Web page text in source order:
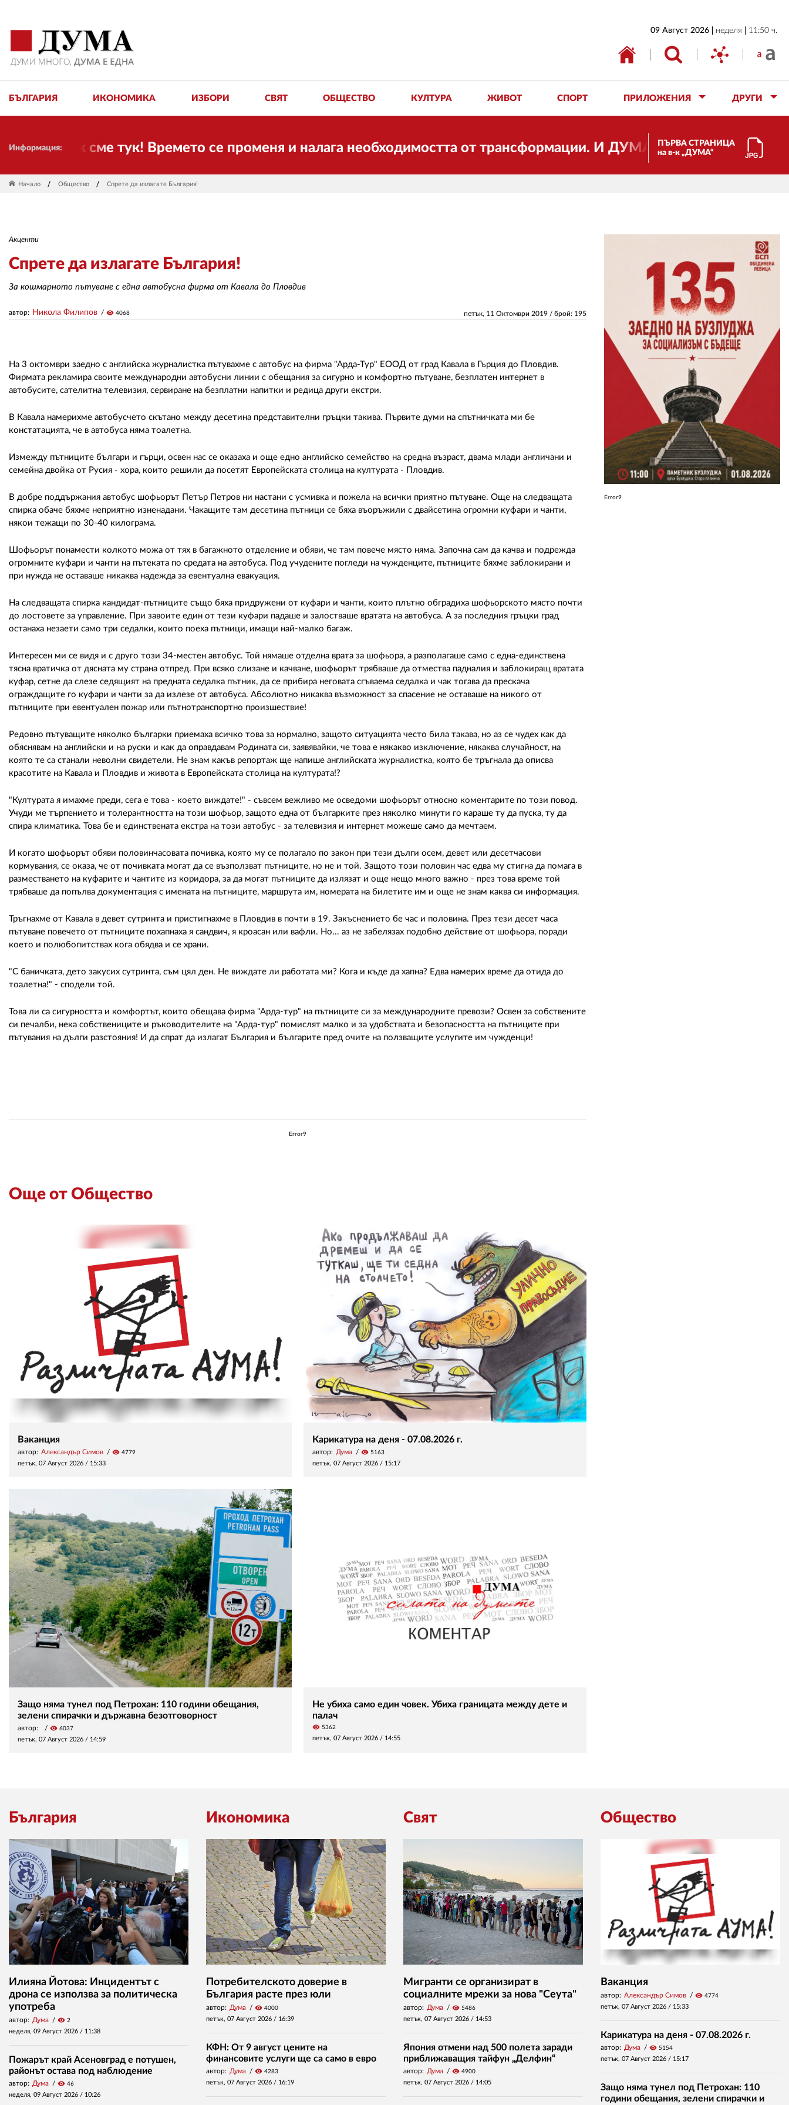
09 Август 2026 неделя 11:50 ч.
БЪЛГАРИЯ ИКОНОМИКА ИЗБОРИ СВЯТ ОБЩЕСТВО КУЛТУРА ЖИВОТ СПОРТ ПРИЛОЖЕНИЯ ДРУГИ
Информация:
пак сме тук! Времето се променя и налага необходимостта от трансформации. И ДУМА се променя и става
ПЪРВА СТРАНИЦА
на в-к „ДУМА“
Начало Общество Спрете да излагате България!
Акценти
Спрете да излагате България!
За кошмарното пътуване с една автобусна фирма от Кавала до Пловдив
петък, 11 Октомври 2019 / брой: 195
автор: Никола Филипов visibility 4068
На 3 октомври заедно с английска журналистка пътувахме с автобус на фирма "Арда-Тур" ЕООД от град Кавала в Гърция до Пловдив.
Фирмата рекламира своите международни автобусни линии с обещания за сигурно и комфортно пътуване, безплатен интернет в
автобусите, сателитна телевизия, сервиране на безплатни напитки и редица други екстри.
В Кавала намерихме автобусчето скътано между десетина представителни гръцки такива. Първите думи на спътничката ми бe
констатацията, че в автобуса няма тоалетна.
Измежду пътниците българи и гърци, освен нас се оказаха и още едно английско семейство на средна възраст, двама млади англичани и
семейна двойка от Русия - хора, които решили да посетят Европейската столица на културата - Пловдив.
В добре поддържания автобус шофьорът Петър Петров ни настани с усмивка и пожела на всички приятно пътуване. Още на следващата
спирка обаче бяхме неприятно изненадани. Чакащите там десетина пътници се бяха въоръжили с двайсетина огромни куфари и чанти,
някои тежащи по 30-40 килограма.
Шофьорът понамести колкото можа от тях в багажното отделение и обяви, че там повече място няма. Започна сам да качва и подрежда
огромните куфари и чанти на пътеката по средата на автобуса. Под учудените погледи на чужденците, пътниците бяхме заблокирани и
при нужда не оставаше никаква надежда за евентуална евакуация.
На следващата спирка кандидат-пътниците също бяха придружени от куфари и чанти, които плътно обградиха шофьорското място почти
до лостовете за управление. При завоите един от тези куфари падаше и залостваше вратата на автобуса. А за последния гръцки град
останаха незаети само три седалки, които поеха пътници, имащи най-малко багаж.
Интересен ми се видя и с друго този 34-местен автобус. Той нямаше отделна врата за шофьора, а разполагаше само с една-единствена
тясна вратичка от дясната му страна отпред. При всяко слизане и качване, шофьорът трябваше да отмества падналия и заблокиращ вратата
куфар, сетне да слезе седящият на предната седалка пътник, да се прибира неговата сгъваема седалка и чак тогава да прескача
ограждащите го куфари и чанти за да излезе от автобуса. Абсолютно никаква възможност за спасение не оставаше на никого от
пътниците при евентуален пожар или пътнотранспортно произшествие!
Редовно пътуващите няколко българки приемаха всичко това за нормално, защото ситуацията често била такава, но аз се чудех как да
обяснявам на английски и на руски и как да оправдавам Родината си, заявявайки, че това е някакво изключение, някаква случайност, на
която те са станали неволни свидетели. Не знам какъв репортаж ще напише английската журналистка, която бе тръгнала да описва
красотите на Кавала и Пловдив и живота в Европейската столица на културата!?
"Културата я имахме преди, сега е това - което виждате!" - съвсем вежливо ме осведоми шофьорът относно коментарите по този повод.
Учуди ме търпението и толерантността на този шофьор, защото една от българките през няколко минути го караше ту да пуска, ту да
спира климатика. Това бе и единствената екстра на този автобус - за телевизия и интернет можеше само да мечтаем.
И когато шофьорът обяви половинчасовата почивка, която му се полагало по закон при тези дълги осем, девет или десетчасови
кормувания, се оказа, че от почивката могат да се възползват пътниците, но не и той. Защото този половин час едва му стигна да помага в
разместването на куфарите и чантите из коридора, за да могат пътниците да излязат и още нещо много важно - през това време той
трябваше да попълва документация с имената на пътниците, маршрута им, номерата на билетите им и още не знам каква си информация.
Тръгнахме от Кавала в девет сутринта и пристигнахме в Пловдив в почти в 19. Закъснението бе час и половина. През тези десет часа
пътуване повечето от пътниците похапнаха я сандвич, я кроасан или вафли. Но... аз не забелязах подобно действие от шофьора, поради
което и полюбопитствах кога обядва и се храни.
"С баничката, дето закусих сутринта, съм цял ден. Не виждате ли работата ми? Кога и къде да хапна? Едва намерих време да отида до
тоалетна!" - сподели той.
Това ли са сигурността и комфортът, които обещава фирма "Арда-тур" на пътниците си за международните превози? Освен за собствените
си печалби, нека собствениците и ръководителите на "Арда-тур" помислят малко и за удобствата и безопасността на пътниците при
пътувания на дълги разстояния! И да спрат да излагат България и българите пред очите на ползващите услугите им чужденци!
Error9
Още от Общество
Ваканция
автор: Александър Симов visibility 4779
петък, 07 Август 2026 / 15:33
Карикатура на деня - 07.08.2026 г.
автор: Дума visibility 5163
петък, 07 Август 2026 / 15:17
Защо няма тунел под Петрохан: 110 години обещания,
зелени спирачки и държавна безотговорност
автор: visibility 6037
петък, 07 Август 2026 / 14:59
Не убиха само един човек. Убиха границата между дете и
палач
visibility 5362
петък, 07 Август 2026 / 14:55
Error9
България
Илияна Йотова: Инцидентът с
дрона се използва за политическа
употреба
автор: Дума visibility 2
неделя, 09 Август 2026 / 11:38
Пожарът край Асеновград е потушен,
районът остава под наблюдение
автор: Дума visibility 46
неделя, 09 Август 2026 / 10:26
Икономика
Потребителското доверие в
България расте през юли
автор: Дума visibility 4000
петък, 07 Август 2026 / 16:39
КФН: От 9 август цените на
финансовите услуги ще са само в евро
автор: Дума visibility 4283
петък, 07 Август 2026 / 16:19
Свят
Мигранти се организират в
социалните мрежи за нова "Сеута"
автор: Дума visibility 5486
петък, 07 Август 2026 / 14:53
Япония отмени над 500 полета заради
приближаващия тайфун „Делфин“
автор: Дума visibility 4900
петък, 07 Август 2026 / 14:05
Общество
Ваканция
автор: Александър Симов visibility 4774
петък, 07 Август 2026 / 15:33
Карикатура на деня - 07.08.2026 г.
автор: Дума visibility 5154
петък, 07 Август 2026 / 15:17
Защо няма тунел под Петрохан: 110
години обещания, зелени спирачки и
ИКОНОМИКА
ОБЩЕСТВО
АВТОРИ
РЕДАКЦИЯ
РЕКЛАМА
АБОНАМЕНТ
УСЛОВИЯ ЗА ПОЛЗВАНЕ
ПОЛИТИКА ЗА БИСКВИТКИТЕ
ПОЛИТИКАТА ЗА